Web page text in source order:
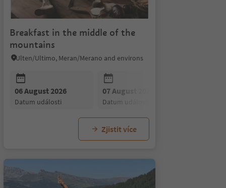
10 August 2026
datum události
10 August 2026
datum události
11 August 2026
datum události
Breakfast in the middle of the
mountains
Ulten/Ultimo, Meran/Merano and environs
06 August 2026
datum události
07 August 2026
datum události
Zjistit více